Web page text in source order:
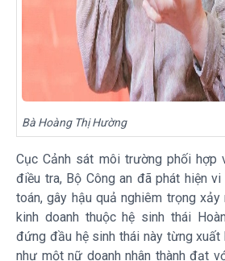
Bà Hoàng Thị Hường
Cục Cảnh sát môi trường phối hợp
điều tra, Bộ Công an đã phát hiện
toán, gây hậu quả nghiêm trọng
kinh doanh thuộc hệ sinh thái
đứng đầu hệ sinh thái này từng xuất
như một nữ doanh nhân thành đạt